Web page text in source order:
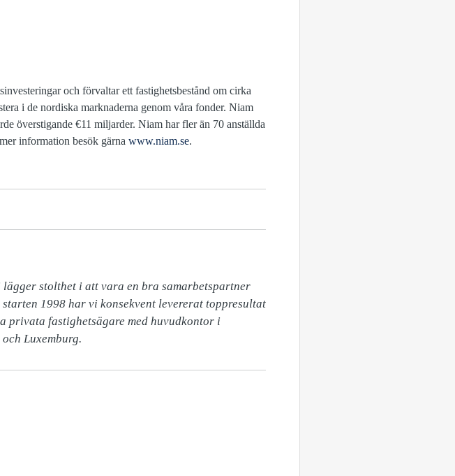
och förvaltar ett fastighetsbestånd om cirka
i de nordiska marknaderna genom våra fonder. Niam
överstigande €11 miljarder. Niam har fler än 70 anställda
information besök gärna www.niam.se.
stolthet i att vara en bra samarbetspartner
1998 har vi konsekvent levererat toppresultat
privata fastighetsägare med huvudkontor i
Luxemburg.